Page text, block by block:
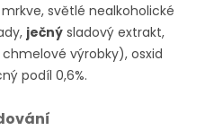
světlé nealkoholické
ječný sladový extrakt,
výrobky), osxid
podíl 0,6%.